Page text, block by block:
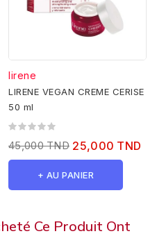
lirene
LIRENE VEGAN CREME CERISE
50 ml
45,000 TND 25,000 TND
+ AU PANIER
Ce Produit Ont